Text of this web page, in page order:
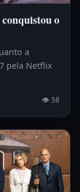
o
a
pela Netflix
👁 58